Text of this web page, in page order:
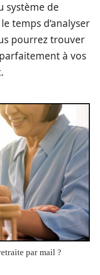
système de
temps d’analyser
pourrez trouver
à vos
par mail ?